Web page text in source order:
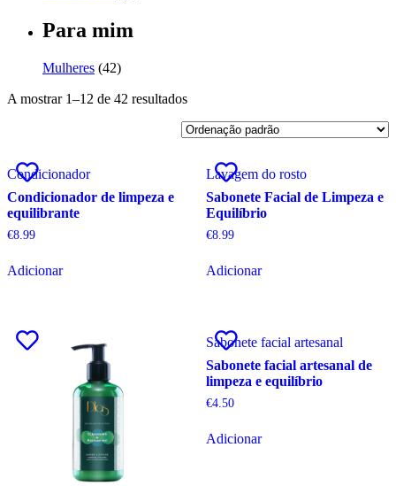
Para mim
Mulheres (42)
A mostrar 1–12 de 42 resultados
Condicionador
Condicionador de limpeza e
equilibrante
€8.99
Adicionar
Lavagem do rosto
Sabonete Facial de Limpeza e
Equilíbrio
€8.99
Adicionar
Sabonete facial artesanal
Sabonete facial artesanal de
limpeza e equilíbrio
€4.50
Adicionar